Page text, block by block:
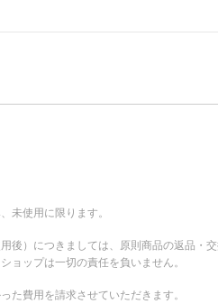
未使用に限ります。
）につきましては、原則商品の返品・交
ョップは一切の責任を負いません。
た費用を請求させていただきます。